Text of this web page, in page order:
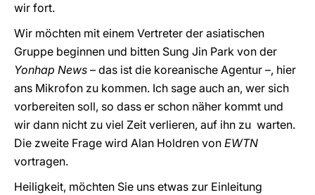
wir fort.
Wir möchten mit einem Vertreter der asiatischen
Gruppe beginnen und bitten Sung Jin Park von der
Yonhap News – das ist die koreanische Agentur –, hier
ans Mikrofon zu kommen. Ich sage auch an, wer sich
vorbereiten soll, so dass er schon näher kommt und
wir dann nicht zu viel Zeit verlieren, auf ihn zu warten.
Die zweite Frage wird Alan Holdren von EWTN
vortragen.
Heiligkeit, möchten Sie uns etwas zur Einleitung